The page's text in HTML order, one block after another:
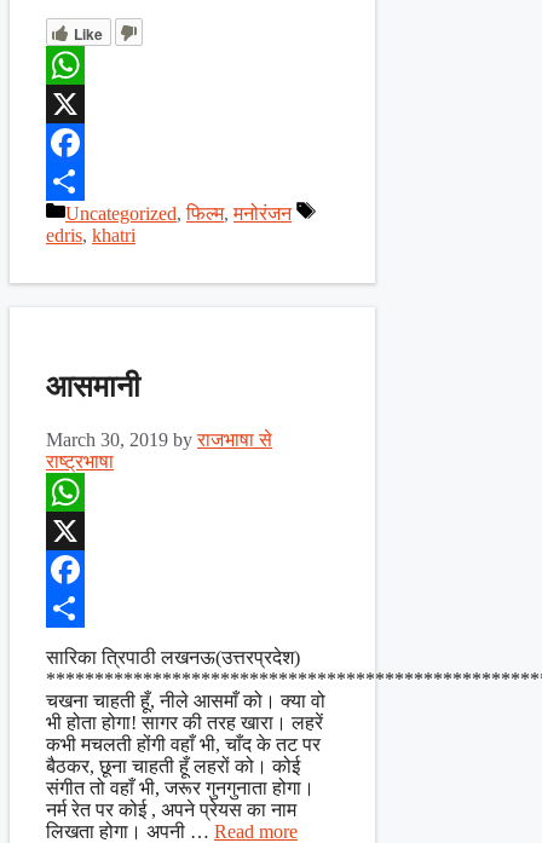
Like
WhatsApp
X
Facebook
Share
Categories
Uncategorized,फिल्म,मनोरंजन
Tags
edris, khatri
आसमानी
March 30, 2019 byराजभाषा से
राष्ट्रभाषा
WhatsApp
X
Facebook
Share
सारिका त्रिपाठी लखनऊ(उत्तरप्रदेश)
चखना चाहती हूँ, नीले आसमाँ को। क्या वो
भी होता होगा! सागर की तरह खारा। लहरें
कभी मचलती होंगी वहाँ भी, चाँद के तट पर
बैठकर, छूना चाहती हूँ लहरों को। कोई
संगीत तो वहाँ भी, जरूर गुनगुनाता होगा।
नर्म रेत पर कोई , अपने प्रेयस का नाम
लिखता होगा। अपनी … Read more